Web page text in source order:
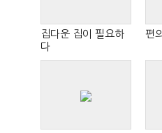
집다운 집이 필요하
다
편